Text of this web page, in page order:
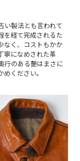
い製法とも言われて
を経て完成されるた
なく、コストもかか
寧になめされた革
行のある艶はまさに
ください。